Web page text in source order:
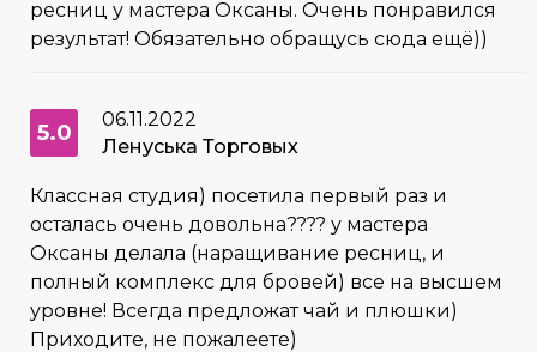
ресниц у мастера Оксаны. Очень понравился
результат! Обязательно обращусь сюда ещё))
5.0
06.11.2022
Ленуська Торговых
Классная студия) посетила первый раз и
осталась очень довольна???? у мастера
Оксаны делала (наращивание ресниц, и
полный комплекс для бровей) все на высшем
уровне! Всегда предложат чай и плюшки)
Приходите, не пожалеете)